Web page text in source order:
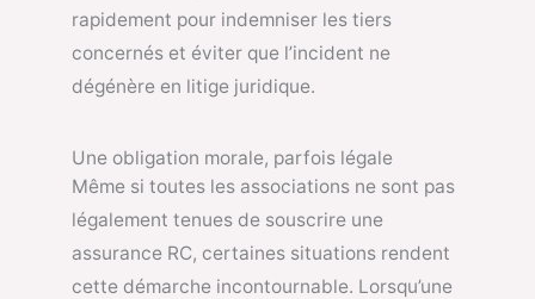
rapidement pour indemniser les tiers
concernés et éviter que l’incident ne
dégénère en litige juridique.
Une obligation morale, parfois légale
Même si toutes les associations ne sont pas
légalement tenues de souscrire une
assurance RC, certaines situations rendent
cette démarche incontournable. Lorsqu’une